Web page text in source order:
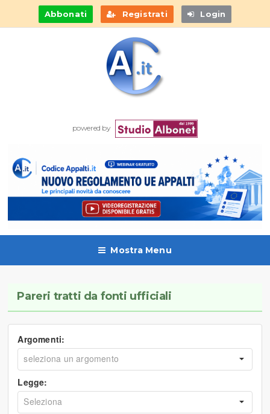
Abbonati Registrati Login
powered by
Mostra Menu
Pareri tratti da fonti ufficiali
Argomenti:
Legge: